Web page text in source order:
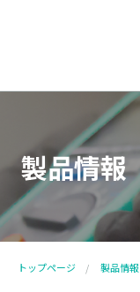
製品情報
トップページ 製品情報